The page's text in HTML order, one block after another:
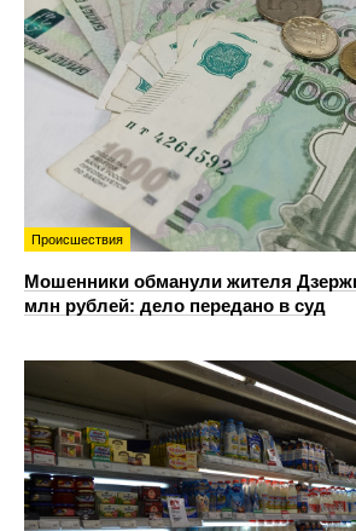
Происшествия
Мошенники обманули жителя
млн рублей: дело передано в суд